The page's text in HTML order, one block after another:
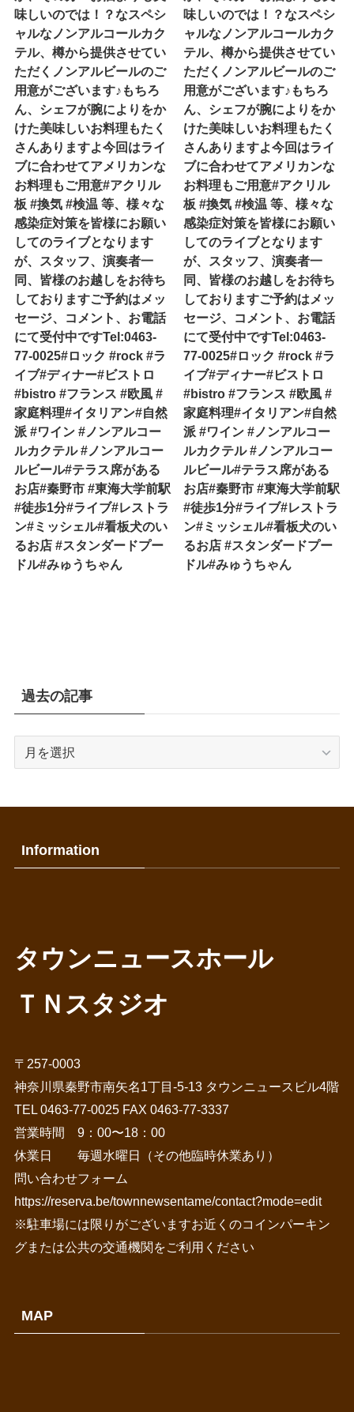
味しいのでは！？なスペシ
ャルなノンアルコールカク
テル、樽から提供させてい
ただくノンアルビールのご
用意がございます♪もちろ
ん、シェフが腕によりをか
けた美味しいお料理もたく
さんありますよ今回はライ
ブに合わせてアメリカンな
お料理もご用意#アクリル
板 #換気 #検温 等、様々な
感染症対策を皆様にお願い
してのライブとなります
が、スタッフ、演奏者一
同、皆様のお越しをお待ち
しておりますご予約はメッ
セージ、コメント、お電話
にて受付中ですTel:0463-
77-0025#ロック #rock #ラ
イブ#ディナー#ビストロ
#bistro #フランス #欧風 #
家庭料理#イタリアン#自然
派 #ワイン #ノンアルコー
ルカクテル #ノンアルコー
ルビール#テラス席がある
お店#秦野市 #東海大学前駅
#徒歩1分#ライブ#レストラ
ン#ミッシェル#看板犬のい
るお店 #スタンダードプー
ドル#みゅうちゃん
味しいのでは！？なスペシ
ャルなノンアルコールカク
テル、樽から提供させてい
ただくノンアルビールのご
用意がございます♪もちろ
ん、シェフが腕によりをか
けた美味しいお料理もたく
さんありますよ今回はライ
ブに合わせてアメリカンな
お料理もご用意#アクリル
板 #換気 #検温 等、様々な
感染症対策を皆様にお願い
してのライブとなります
が、スタッフ、演奏者一
同、皆様のお越しをお待ち
しておりますご予約はメッ
セージ、コメント、お電話
にて受付中ですTel:0463-
77-0025#ロック #rock #ラ
イブ#ディナー#ビストロ
#bistro #フランス #欧風 #
家庭料理#イタリアン#自然
派 #ワイン #ノンアルコー
ルカクテル #ノンアルコー
ルビール#テラス席がある
お店#秦野市 #東海大学前駅
#徒歩1分#ライブ#レストラ
ン#ミッシェル#看板犬のい
るお店 #スタンダードプー
ドル#みゅうちゃん
過去の記事
記
Information
タウンニュースホール
ＴＮスタジオ
〒257-0003
神奈川県秦野市南矢名1丁目-5-13 タウンニュースビル4階
TEL 0463-77-0025 FAX 0463-77-3337
営業時間 9：00〜18：00
休業日 毎週水曜日（その他臨時休業あり）
問い合わせフォーム
https://reserva.be/townnewsentame/contact?mode=edit
※駐車場には限りがございますお近くのコインパーキン
グまたは公共の交通機関をご利用ください
MAP